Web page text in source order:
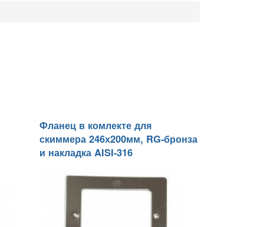
Фланец в комлекте для
скиммера 246х200мм, RG-бронза
и накладка AISI-316